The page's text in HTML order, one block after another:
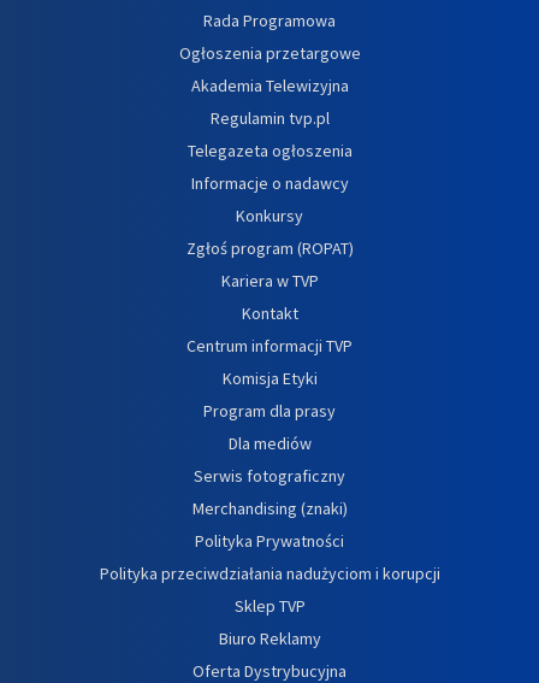
Rada Programowa
Ogłoszenia przetargowe
Akademia Telewizyjna
Regulamin tvp.pl
Telegazeta ogłoszenia
Informacje o nadawcy
Konkursy
Zgłoś program (ROPAT)
Kariera w TVP
Kontakt
Centrum informacji TVP
Komisja Etyki
Program dla prasy
Dla mediów
Serwis fotograficzny
Merchandising (znaki)
Polityka Prywatności
Polityka przeciwdziałania nadużyciom i korupcji
Sklep TVP
Biuro Reklamy
Oferta Dystrybucyjna